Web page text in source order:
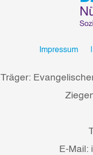
Impressum
Träger:
E-Mail: